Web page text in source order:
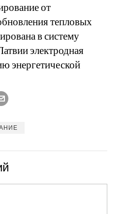
от
тепловых
в систему
электродная
энергетической